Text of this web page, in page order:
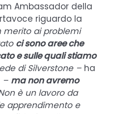
Ambassador della
riguardo la
merito ai problemi
ci sono aree che
e sulle quali stiamo
di Silverstone – ha
– ma non avremo
è un lavoro da
apprendimento e